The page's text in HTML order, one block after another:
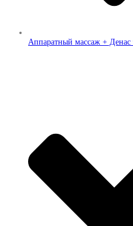
Аппаратный массаж + Денас